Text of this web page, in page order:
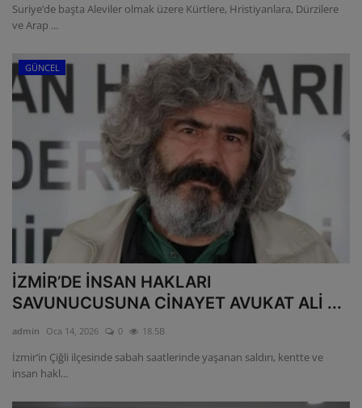
Suriye’de başta Aleviler olmak üzere Kürtlere, Hristiyanlara, Dürzilere
ve Arap ...
GÜNCEL
İZMİR’DE İNSAN HAKLARI
SAVUNUCUSUNA CİNAYET AVUKAT ALİ ...
admin Oca 14, 2026 0 18.5B
İzmir’in Çiğli ilçesinde sabah saatlerinde yaşanan saldırı, kentte ve
insan hakl...